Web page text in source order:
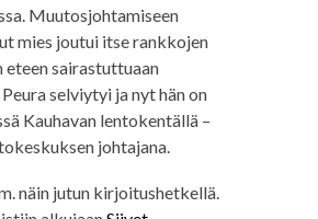
Muutosjohtamiseen
mies joutui itse rankkojen
eteen sairastuttuaan
selviytyi ja nyt hän on
Kauhavan lentokentällä –
johtajana.
näin jutun kirjoitushetkellä.